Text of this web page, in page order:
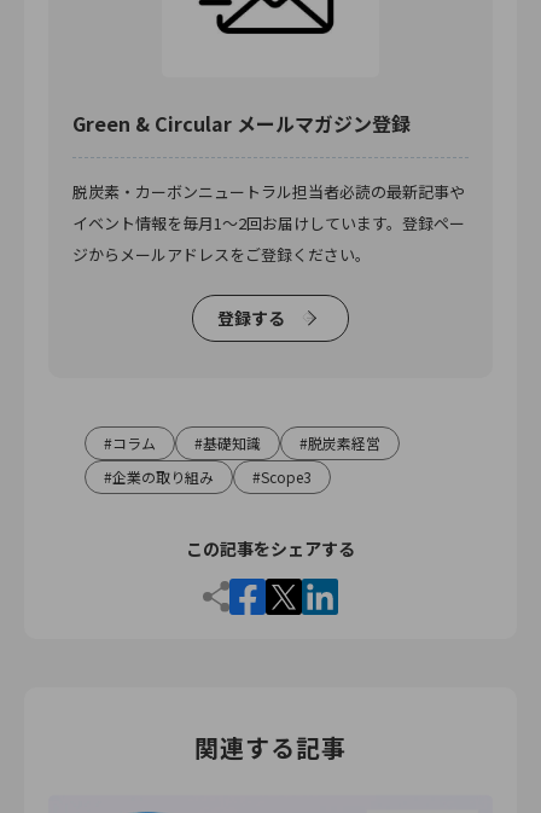
Green & Circular メールマガジン登録
脱炭素・カーボンニュートラル担当者必読の最新記事や
イベント情報を毎月1〜2回お届けしています。登録ペー
ジからメールアドレスをご登録ください。
登録する
コラム 基礎知識
脱炭素経営
企業の取り組み
Scope3
この記事をシェアする
関連する記事